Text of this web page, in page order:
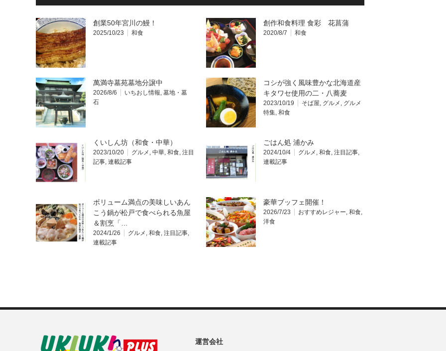
創業50年宮川の鰻！
2025/10/23 和食
創作和食料理 食彩 花菖蒲
2020/8/7 和食
萬満寺墓苑墓地分譲中
2026/8/6 いちおし情報 墓地・墓
石
コシが強く風味豊かな北海道産
キタワセ使用の二・八蕎麦
2023/10/19 そば屋 グルメ
グルメ
特集 和食
くいしん坊（和食・中華）
2023/10/20 グルメ 中華 和食 注目
記事 連載記事
ごはん処 浦かみ
2024/10/4 グルメ 和食 注目記事
連載記事
ボリューム満点の美味しいあん
こう鍋が松戸で食べられる魚屋
＆割烹「…
2024/1/26 グルメ 和食 注目記事
連載記事
豪華ブッフェ開催！
2026/7/23 おすすめレジャー 和食
洋食
運営会社